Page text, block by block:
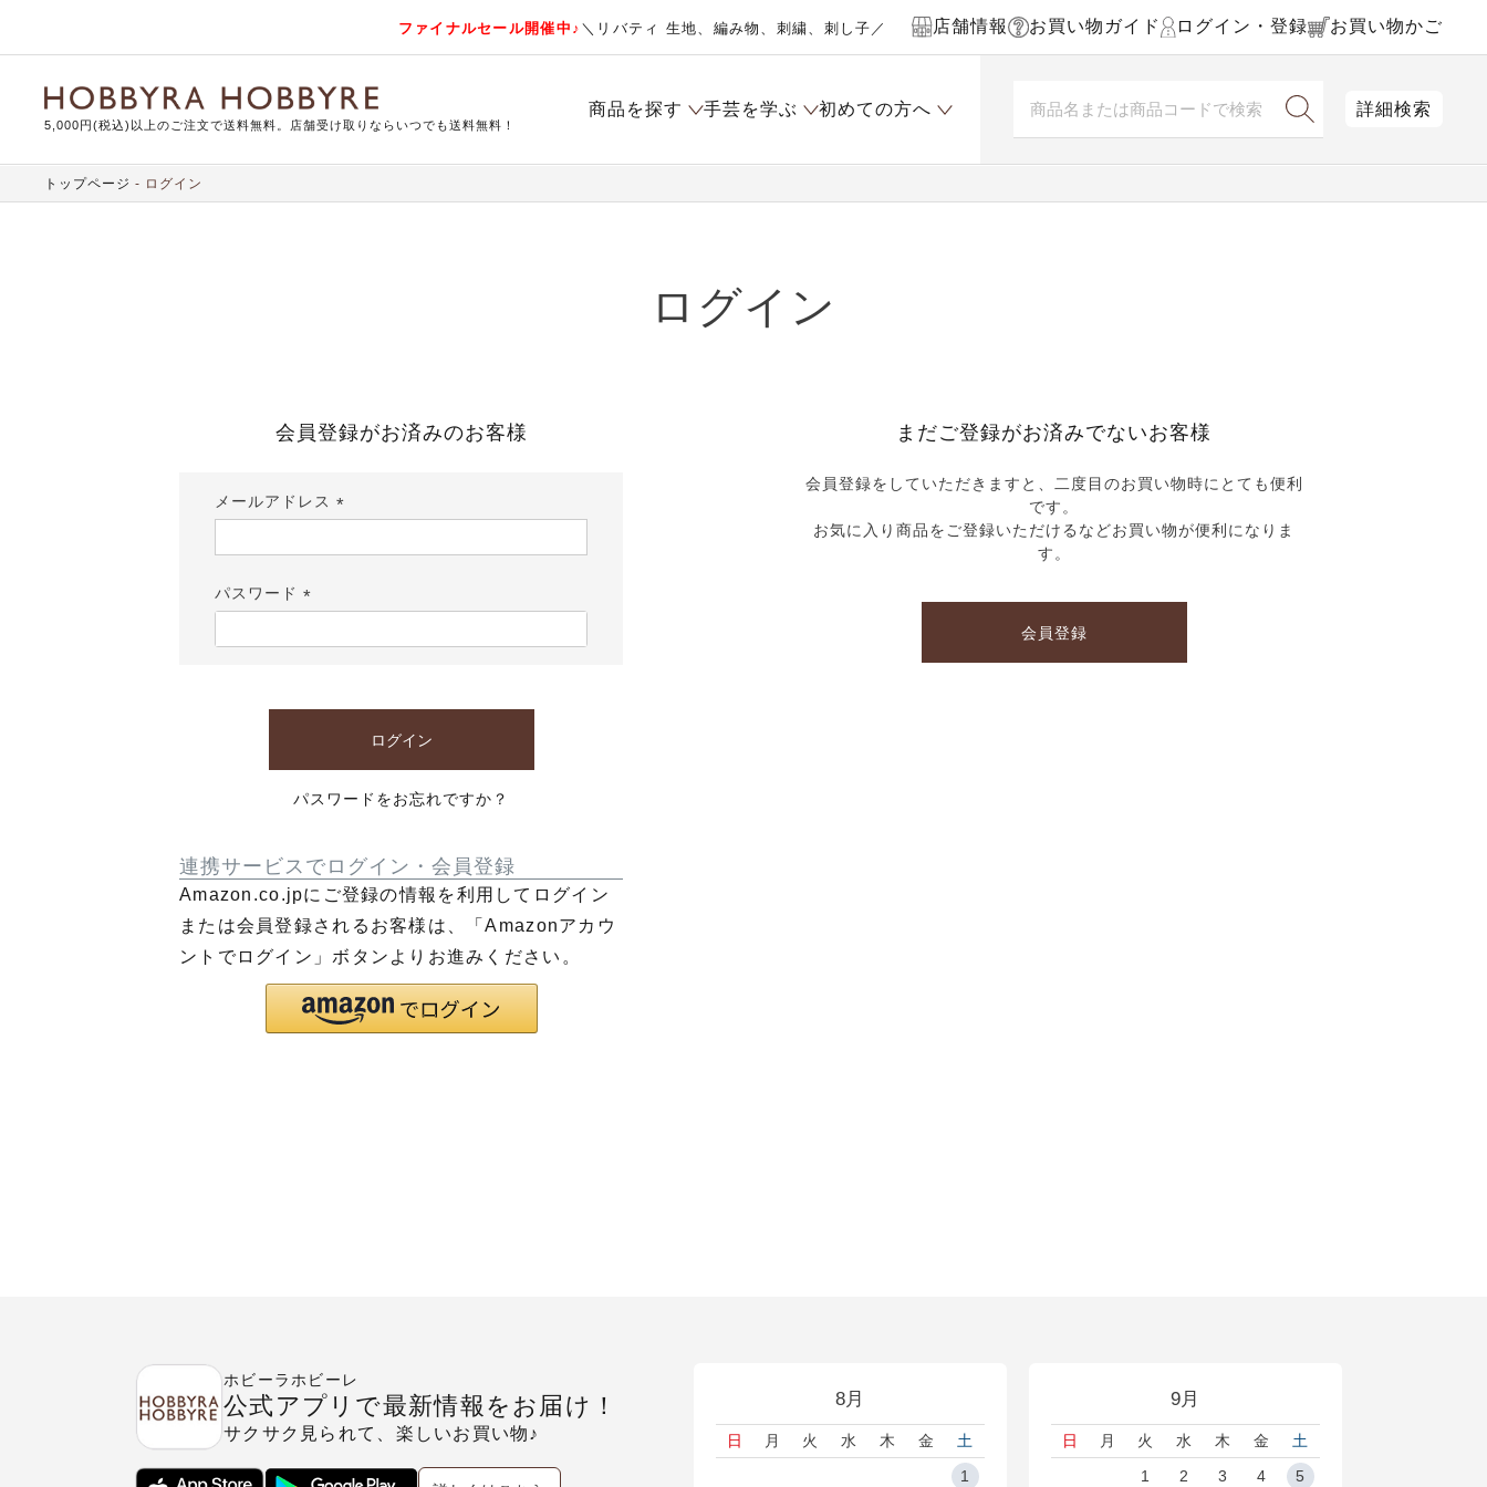
ファイナルセール開催中♪ ＼リバティ 生地、編み物、刺繍、刺し子／ 店舗情報 お買い物ガイド ログイン・登録 お買い物かご
5,000円(税込)以上のご注文で送料無料。店舗受け取りならいつでも送料無料！
商品を探す 手芸を学ぶ 初めての方へ 詳細検索
トップページ ログイン
ログイン
会員登録がお済みのお客様
メールアドレス
須)
パスワード
須)
ログイン
パスワードをお忘れですか？
連携サービスでログイン・会員登録
Amazon.co.jpにご登録の情報を利用してログイン
または会員登録されるお客様は、「Amazonアカウ
ントでログイン」ボタンよりお進みください。
まだご登録がお済みでないお客様
会員登録をしていただきますと、二度目のお買い物時にとても便利
です。
お気に入り商品をご登録いただけるなどお買い物が便利になりま
す。
会員登録
8月
日 月 火 水 木 金
土
1
9月
日 月 火 水 木 金
土
1
2 3 4 5
ホビーラホビーレ
公式アプリで最新情報をお届け！
サクサク見られて、楽しいお買い物♪